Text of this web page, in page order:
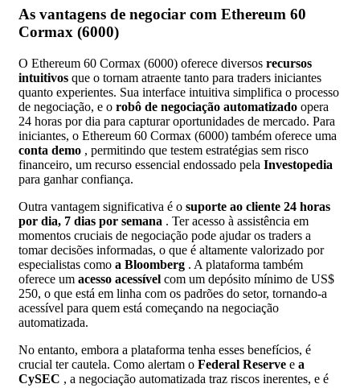
As vantagens de negociar com Ethereum 60
Cormax (6000)
O Ethereum 60 Cormax (6000) oferece diversos recursos
intuitivos que o tornam atraente tanto para traders iniciantes
quanto experientes. Sua interface intuitiva simplifica o processo
de negociação, e o robô de negociação automatizado opera
24 horas por dia para capturar oportunidades de mercado. Para
iniciantes, o Ethereum 60 Cormax (6000) também oferece uma
conta demo , permitindo que testem estratégias sem risco
financeiro, um recurso essencial endossado pela Investopedia
para ganhar confiança.
Outra vantagem significativa é o suporte ao cliente 24 horas
por dia, 7 dias por semana . Ter acesso à assistência em
momentos cruciais de negociação pode ajudar os traders a
tomar decisões informadas, o que é altamente valorizado por
especialistas como a Bloomberg . A plataforma também
oferece um acesso acessível com um depósito mínimo de US$
250, o que está em linha com os padrões do setor, tornando-a
acessível para quem está começando na negociação
automatizada.
No entanto, embora a plataforma tenha esses benefícios, é
crucial ter cautela. Como alertam o Federal Reserve e a
CySEC , a negociação automatizada traz riscos inerentes, e é